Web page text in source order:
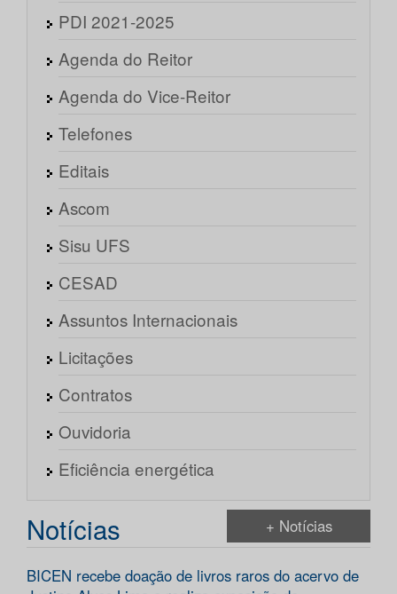
PDI 2021-2025
Agenda do Reitor
Agenda do Vice-Reitor
Telefones
Editais
Ascom
Sisu UFS
CESAD
Assuntos Internacionais
Licitações
Contratos
Ouvidoria
Eficiência energética
Notícias + Notícias
BICEN recebe doação de livros raros do acervo de